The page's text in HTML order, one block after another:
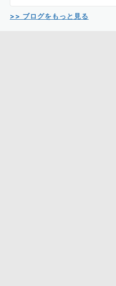
>> ブログをもっと見る